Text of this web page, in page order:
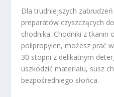
Dla trudniejszych
preparatów czyszczących
chodnika. Chodniki z tkanin
polipropylen, możesz prać
30 stopni z delikatnym
uszkodzić materiału, susz
bezpośredniego słońca.